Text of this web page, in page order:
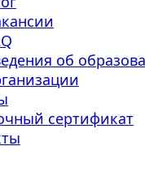
об
сертификат